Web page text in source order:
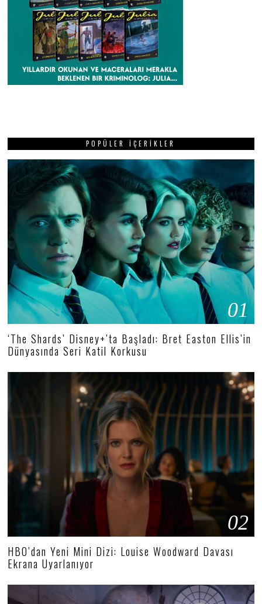
POPÜLER İÇERIKLER
01
‘The Shards’ Disney+’ta Başladı: Bret Easton Ellis’in
Dünyasında Seri Katil Korkusu
02
HBO’dan Yeni Mini Dizi: Louise Woodward Davası
Ekrana Uyarlanıyor